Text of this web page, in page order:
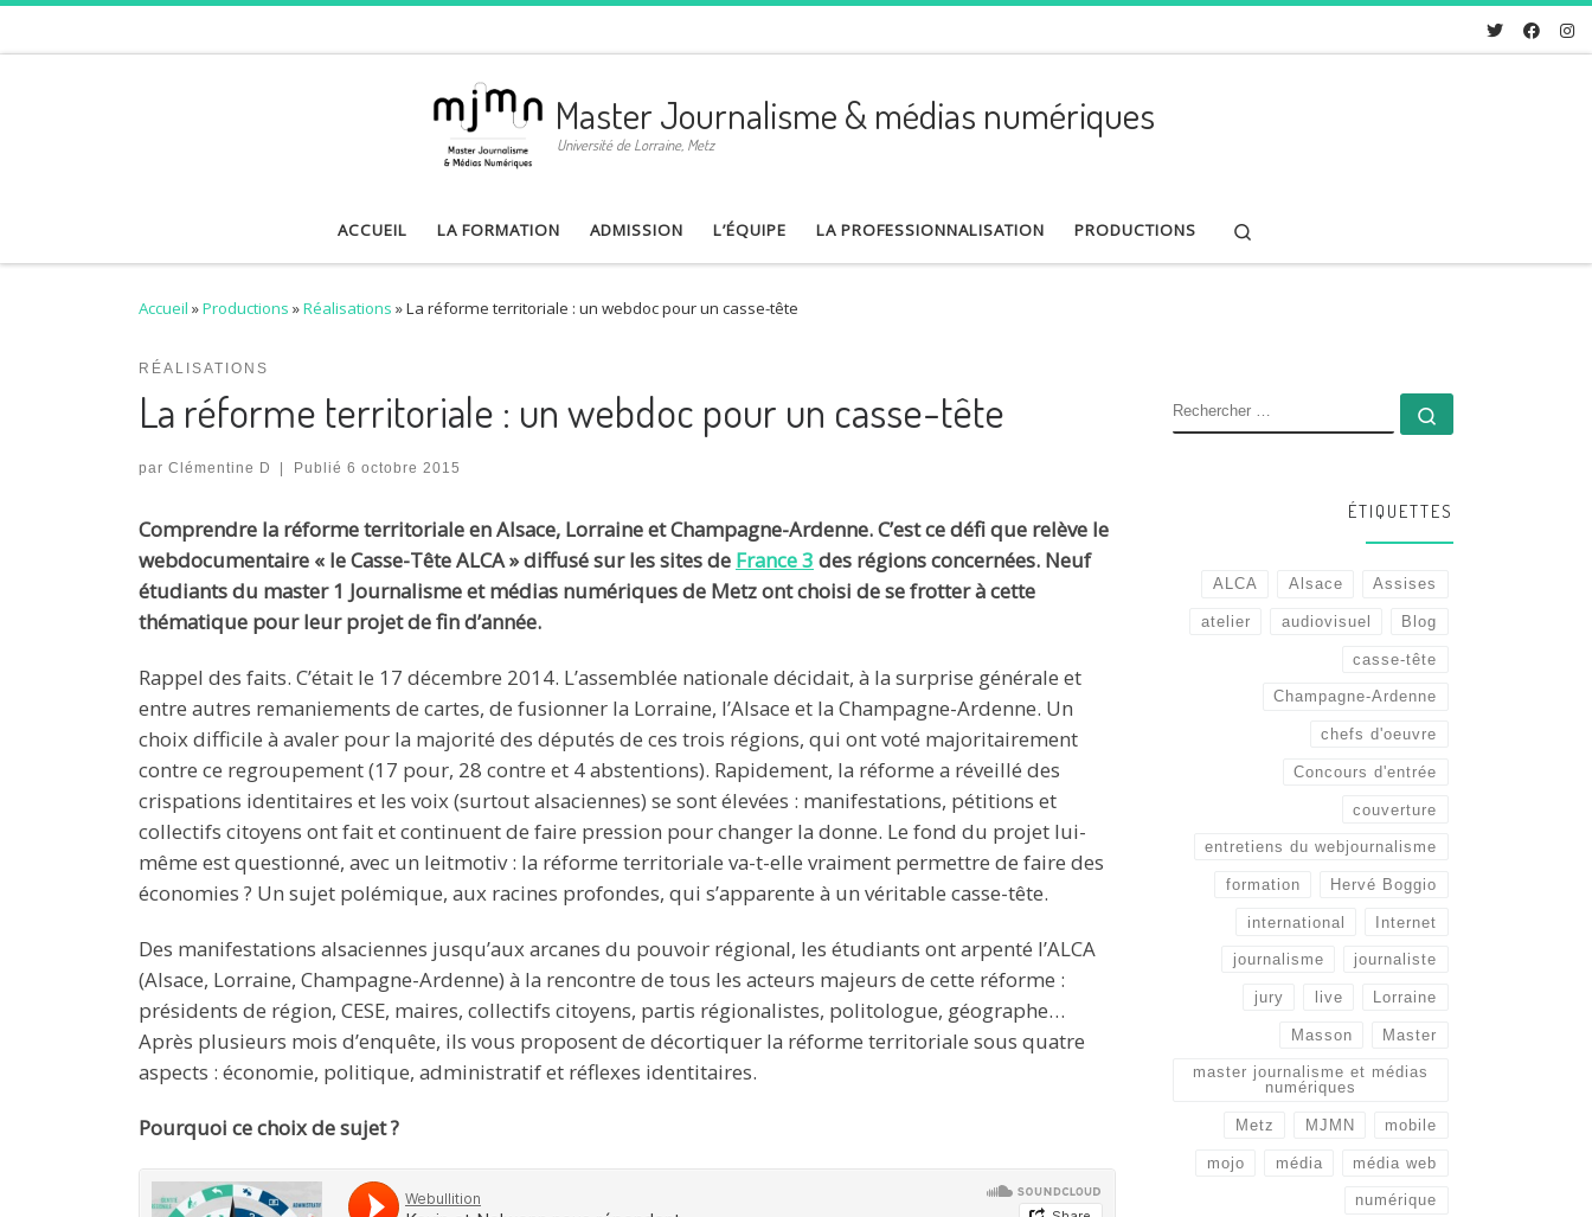
Master Journalisme & médias numériques
Université de Lorraine, Metz
ACCUEIL LA FORMATION ADMISSION L’ÉQUIPE LA PROFESSIONNALISATION PRODUCTIONS
Accueil »Productions »Réalisations »La réforme territoriale : un webdoc pour un casse-tête
RÉALISATIONS
La réforme territoriale : un webdoc pour un casse-tête
par Clémentine D Publié 6 octobre 2015
Comprendre la réforme territoriale en Alsace, Lorraine et Champagne-Ardenne. C’est ce défi que relève le
webdocumentaire « le Casse-Tête ALCA » diffusé sur les sites de France 3 des régions concernées. Neuf
étudiants du master 1 Journalisme et médias numériques de Metz ont choisi de se frotter à cette
thématique pour leur projet de fin d’année.
Rappel des faits. C’était le 17 décembre 2014. L’assemblée nationale décidait, à la surprise générale et
entre autres remaniements de cartes, de fusionner la Lorraine, l’Alsace et la Champagne-Ardenne. Un
choix difficile à avaler pour la majorité des députés de ces trois régions, qui ont voté majoritairement
contre ce regroupement (17 pour, 28 contre et 4 abstentions). Rapidement, la réforme a réveillé des
crispations identitaires et les voix (surtout alsaciennes) se sont élevées : manifestations, pétitions et
collectifs citoyens ont fait et continuent de faire pression pour changer la donne. Le fond du projet lui-
même est questionné, avec un leitmotiv : la réforme territoriale va-t-elle vraiment permettre de faire des
économies ? Un sujet polémique, aux racines profondes, qui s’apparente à un véritable casse-tête.
Des manifestations alsaciennes jusqu’aux arcanes du pouvoir régional, les étudiants ont arpenté l’ALCA
(Alsace, Lorraine, Champagne-Ardenne) à la rencontre de tous les acteurs majeurs de cette réforme :
présidents de région, CESE, maires, collectifs citoyens, partis régionalistes, politologue, géographe…
Après plusieurs mois d’enquête, ils vous proposent de décortiquer la réforme territoriale sous quatre
aspects : économie, politique, administratif et réflexes identitaires.
Pourquoi ce choix de sujet ?
RECHERCHER
ÉTIQUETTES
ALCA Alsace Assises
atelier audiovisuel Blog
casse-tête
Champagne-Ardenne
chefs d'oeuvre
Concours d'entrée
couverture
entretiens du webjournalisme
formation Hervé Boggio
international Internet
journalisme journaliste
jury live Lorraine
Masson Master
master journalisme et médias
numériques
Metz MJMN mobile
mojo média média web
numérique